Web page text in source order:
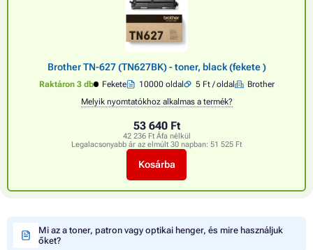
Brother TN-627 (TN627BK) - toner, black (fekete )
Raktáron 3 db Fekete 10000 oldal 5 Ft / oldal
Brother
Melyik nyomtatókhoz alkalmas a termék?
53 640 Ft
42 236 Ft Áfa nélkül
Legalacsonyabb ár az elmúlt 30 napban: 51 525 Ft
Kosárba
Mi az a toner, patron vagy optikai henger, és mire használjuk
őket?